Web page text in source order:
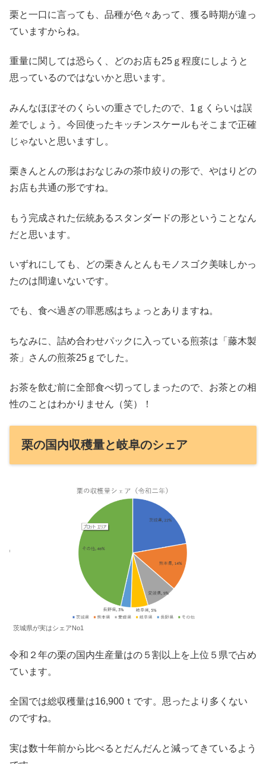
栗と一口に言っても、品種が色々あって、獲る時期が違っ
ていますからね。
重量に関しては恐らく、どのお店も25ｇ程度にしようと
思っているのではないかと思います。
みんなほぼそのくらいの重さでしたので、1ｇくらいは誤
差でしょう。今回使ったキッチンスケールもそこまで正確
じゃないと思いますし。
栗きんとんの形はおなじみの茶巾絞りの形で、やはりどの
お店も共通の形ですね。
もう完成された伝統あるスタンダードの形ということなん
だと思います。
いずれにしても、どの栗きんとんもモノスゴク美味しかっ
たのは間違いないです。
でも、食べ過ぎの罪悪感はちょっとありますね。
ちなみに、詰め合わせパックに入っている煎茶は「藤木製
茶」さんの煎茶25ｇでした。
お茶を飲む前に全部食べ切ってしまったので、お茶との相
性のことはわかりません（笑）！
栗の国内収穫量と岐阜のシェア
茨城県が実はシェアNo1
令和２年の栗の国内生産量はの５割以上を上位５県で占め
ています。
全国では総収穫量は16,900ｔです。思ったより多くない
のですね。
実は数十年前から比べるとだんだんと減ってきているよう